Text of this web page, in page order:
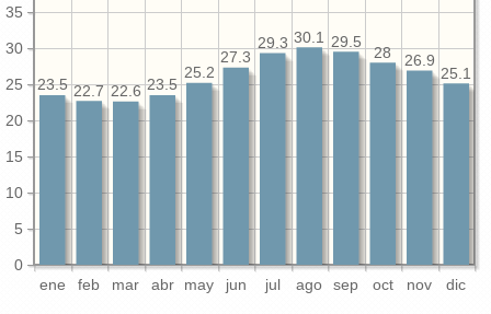
ene feb mar abr may jun jul ago sep oct nov dic
0
5
10
15
20
25
30
35
25.1
26.9
28
29.5
30.1
29.3
27.3
25.2
23.5
22.6
22.7
23.5